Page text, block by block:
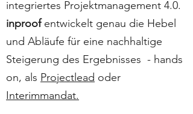
integriertes Projektmanagement 4.0.
inproofentwickelt genau die Hebel
und Abläufe für eine nachhaltige
Steigerung des Ergebnisses - hands
on, als Projectlead oder
Interimmandat.